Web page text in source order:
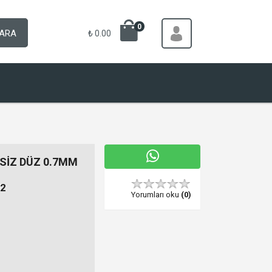
₺ 0.00
0
DÜZ 0.7MM
Yorumları oku (0)